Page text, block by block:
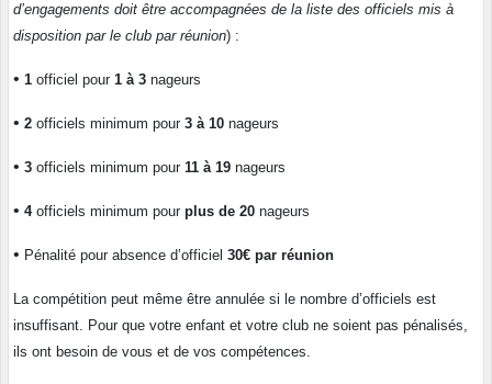
d’engagements doit être accompagnées de la liste des officiels mis à
disposition par le club par réunion) :
• 1 officiel pour 1 à 3 nageurs
• 2 officiels minimum pour 3 à 10 nageurs
• 3 officiels minimum pour 11 à 19 nageurs
• 4officiels minimum pour plus de 20 nageurs
• Pénalité pour absence d’officiel 30€ par réunion
La compétition peut même être annulée si le nombre d’officiels est
insuffisant. Pour que votre enfant et votre club ne soient pas pénalisés,
ils ont besoin de vous et de vos compétences.